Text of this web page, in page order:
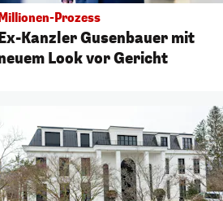
Prozess
Kanzler Gusenbauer mit
Look vor Gericht